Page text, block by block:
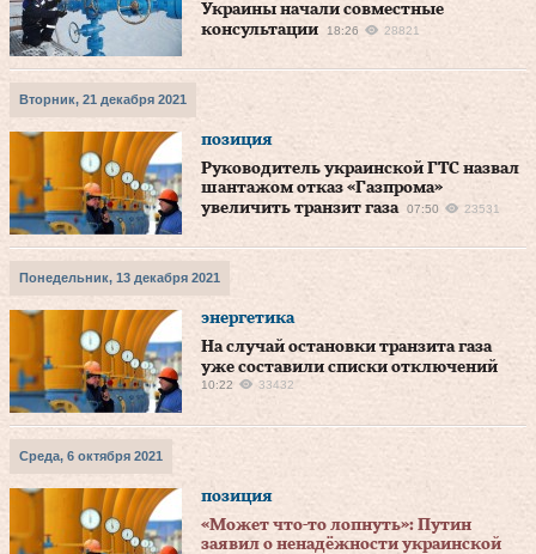
Украины начали совместные
консультации
18:26 28821
Вторник, 21 декабря 2021
позиция
Руководитель украинской ГТС назвал
шантажом отказ «Газпрома»
увеличить транзит газа
07:50 23531
Понедельник, 13 декабря 2021
энергетика
На случай остановки транзита газа
уже составили списки отключений
10:22 33432
Среда, 6 октября 2021
позиция
«Может что-то лопнуть»: Путин
заявил о ненадёжности украинской